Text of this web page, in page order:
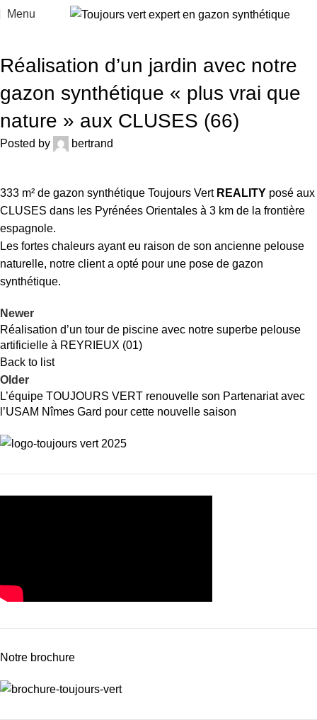
Menu
Réalisation d’un jardin avec notre
gazon synthétique « plus vrai que
nature » aux CLUSES (66)
Posted by bertrand
333 m² de gazon synthétique Toujours Vert REALITY posé aux
CLUSES dans les Pyrénées Orientales à 3 km de la frontière
espagnole.
Les fortes chaleurs ayant eu raison de son ancienne pelouse
naturelle, notre client a opté pour une pose de gazon
synthétique.
Newer
Réalisation d’un tour de piscine avec notre superbe pelouse
artificielle à REYRIEUX (01)
Back to list
Older
L’équipe TOUJOURS VERT renouvelle son Partenariat avec
l’USAM Nîmes Gard pour cette nouvelle saison
Notre brochure